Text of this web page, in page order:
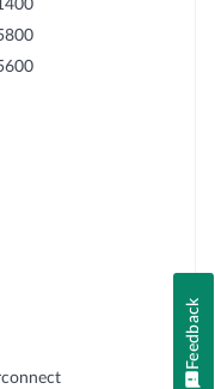
Feedback